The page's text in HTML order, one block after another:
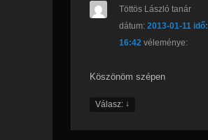
Töttös László tanár
dátum:2013-01-11 idő:
16:42 véleménye:
Köszönöm szépen
Válasz: ↓